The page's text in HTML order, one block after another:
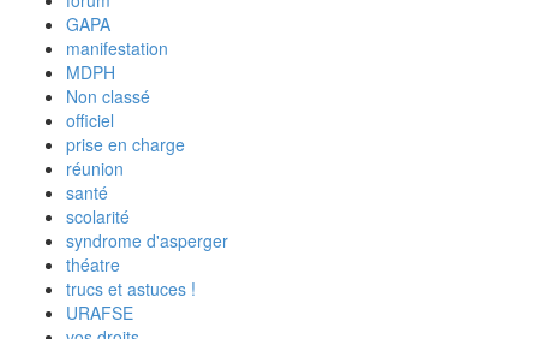
GAPA
manifestation
MDPH
Non classé
officiel
prise en charge
réunion
santé
scolarité
syndrome d'asperger
théatre
trucs et astuces !
URAFSE